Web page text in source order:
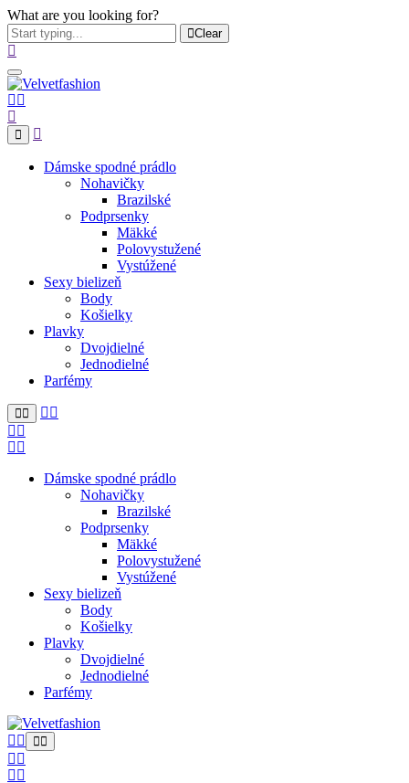
What are you looking for?
Clear
Dámske spodné prádlo
Nohavičky
Brazilské
Podprsenky
Mäkké
Polovystužené
Vystúžené
Sexy bielizeň
Body
Košielky
Plavky
Dvojdielné
Jednodielné
Parfémy
Dámske spodné prádlo
Nohavičky
Brazilské
Podprsenky
Mäkké
Polovystužené
Vystúžené
Sexy bielizeň
Body
Košielky
Plavky
Dvojdielné
Jednodielné
Parfémy